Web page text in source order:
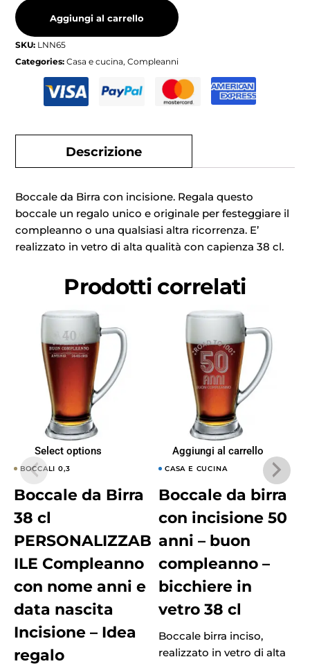
Aggiungi al carrello
SKU: LNN65
Categories:Casa e cucina,Compleanni
Descrizione
Boccale da Birra con incisione. Regala questo
boccale un regalo unico e originale per festeggiare il
compleanno o una qualsiasi altra ricorrenza. E’
realizzato in vetro di alta qualità con capienza 38 cl.
Prodotti correlati
Select options
BOCCALI 0,3
Boccale da Birra
38 cl
PERSONALIZZAB
ILE Compleanno
con nome anni e
data nascita
Incisione – Idea
regalo
Aggiungi al carrello
CASA E CUCINA
Boccale da birra
con incisione 50
anni – buon
compleanno –
bicchiere in
vetro 38 cl
Boccale birra inciso,
realizzato in vetro di alta